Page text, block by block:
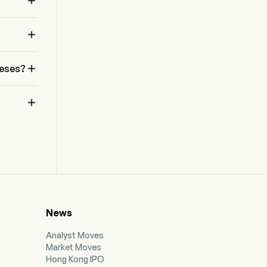



News
Analyst Moves
Market Moves
Hong Kong IPO